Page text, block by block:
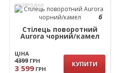
Стілець Призма чорний
А-1
ЦІНА
1 079
ПІД ЗАМОВЛЕННЯ
ВІДГУКІВ:2